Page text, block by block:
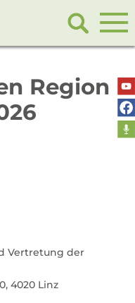
Region
Vertretung der
4020 Linz